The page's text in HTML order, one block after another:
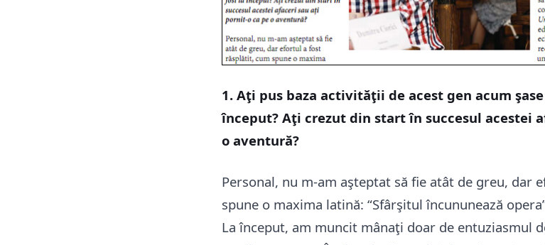
1. Aţi pus baza activităţii de acest gen acum
început? Aţi crezut din start în succesul acestei
o aventură?
Personal, nu m-am aşteptat să fie atât de greu, dar
spune o maxima latină: “Sfârşitul încununează
La început, am muncit mânaţi doar de entuziasmul